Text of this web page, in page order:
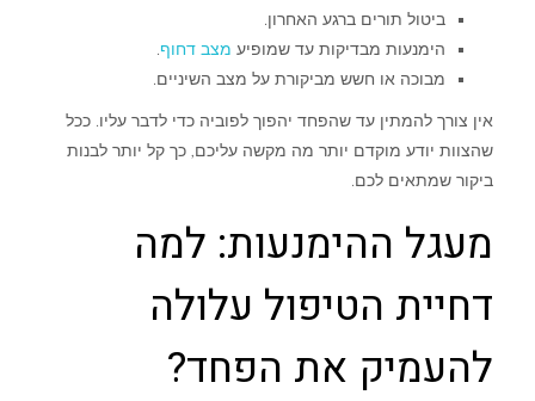
ביטול תורים ברגע האחרון.
הימנעות מבדיקות עד שמופיע מצב דחוף
מבוכה או חשש מביקורת על מצב השיניים.
אין צורך להמתין עד שהפחד יהפוך לפוביה כדי לדבר עליו. ככל
שהצוות יודע מוקדם יותר מה מקשה עליכם, כך קל יותר לבנות
ביקור שמתאים לכם.
מעגל ההימנעות: למה
דחיית הטיפול עלולה
להעמיק את הפחד?